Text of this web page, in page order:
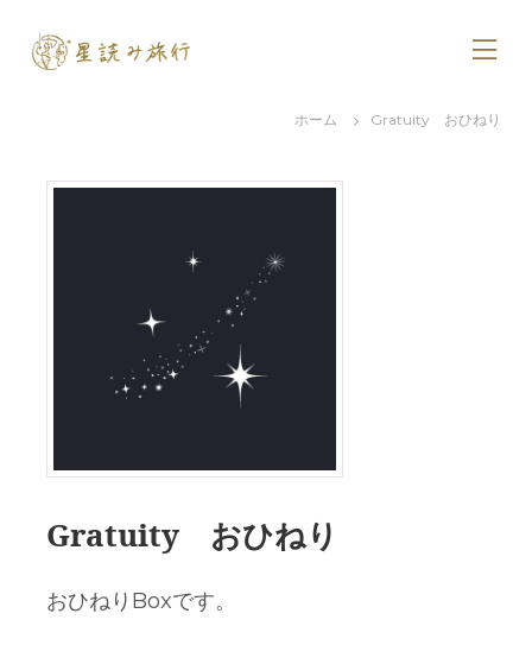
ホーム Gratuity おひねり
Gratuity おひねり
おひねりBoxです。